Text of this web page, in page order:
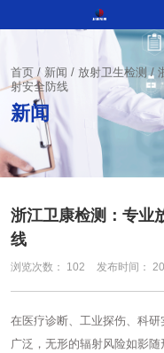
首页 / 新闻 / 放射卫生检测 /
射安全防线
新闻
浙江卫康检测：专业
线
浏览次数： 102 发布时间：
在医疗诊断、工业探伤、科
广泛，无形的辐射风险如影